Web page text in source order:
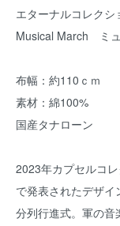
エターナルコレクシ
Musical March ミ
布幅：約110ｃｍ
素材：綿100%
国産タナローン
2023年カプセルコ
で発表されたデザ
分列行進式。軍の音